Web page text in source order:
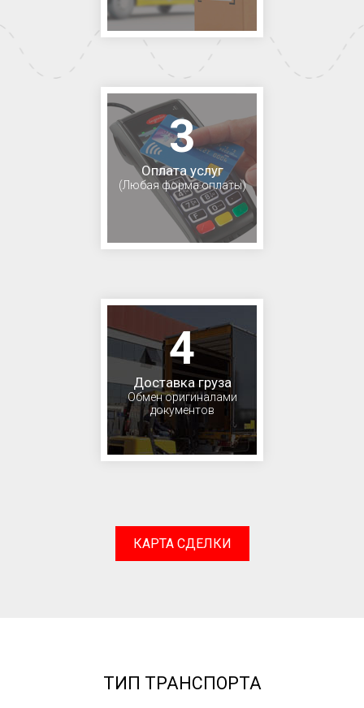
3
Оплата услуг
(Любая форма оплаты)
4
Доставка груза
Обмен оригиналами
документов
КАРТА СДЕЛКИ
ТИП ТРАНСПОРТА